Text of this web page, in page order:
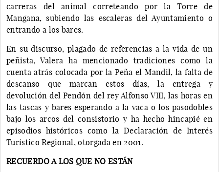
carreras del animal correteando por la Torre de
Mangana, subiendo las escaleras del Ayuntamiento o
entrando a los bares.
En su discurso, plagado de referencias a la vida de un
peñista, Valera ha mencionado tradiciones como la
cuenta atrás colocada por la Peña el Mandil, la falta de
descanso que marcan estos días, la entrega y
devolución del Pendón del rey Alfonso VIII, las horas en
las tascas y bares esperando a la vaca o los pasodobles
bajo los arcos del consistorio y ha hecho hincapié en
episodios históricos como la Declaración de Interés
Turístico Regional, otorgada en 2001.
RECUERDO A LOS QUE NO ESTÁN